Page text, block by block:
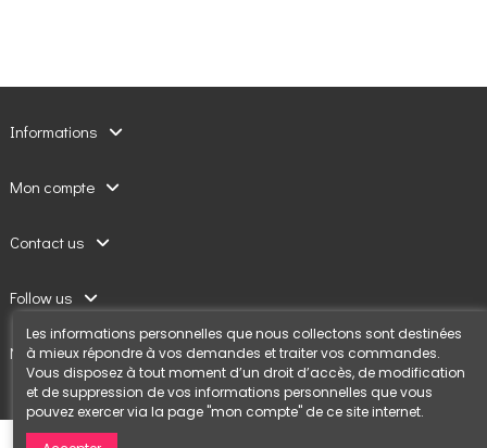
Informations
Mon compte
Contact us
Follow us
Newsletter
Les informations personnelles que nous collectons sont destinées
à mieux répondre à vos demandes et traiter vos commandes.
Vous disposez à tout moment d’un droit d’accès, de modification
et de suppression de vos informations personnelles que vous
pouvez exercer via la page "mon compte" de ce site internet.